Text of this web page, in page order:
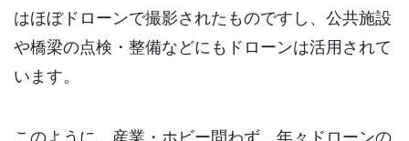
はほぼドローンで撮影されたものですし、公共施設
や橋梁の点検・整備などにもドローンは活用されて
います。
このように、産業・ホビー問わず、年々ドローンの